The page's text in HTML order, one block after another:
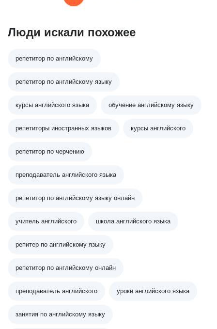
Люди искали похожее
репетитор по английскому
репетитор по английскому языку
курсы английского языка обучение английскому языку
репетиторы иностранных языков курсы английского
репетитор по черчению
преподаватель английского языка
репетитор по английскому языку онлайн
учитель английского школа английского языка
репитер по английскому языку
репетитор по английскому онлайн
преподаватель английского уроки английского языка
занятия по английскому языку